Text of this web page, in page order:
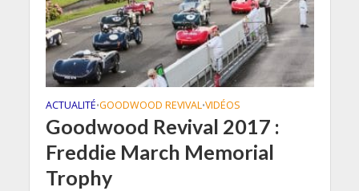
ACTUALITÉ•GOODWOOD REVIVAL•VIDÉOS
Goodwood Revival 2017 :
Freddie March Memorial
Trophy